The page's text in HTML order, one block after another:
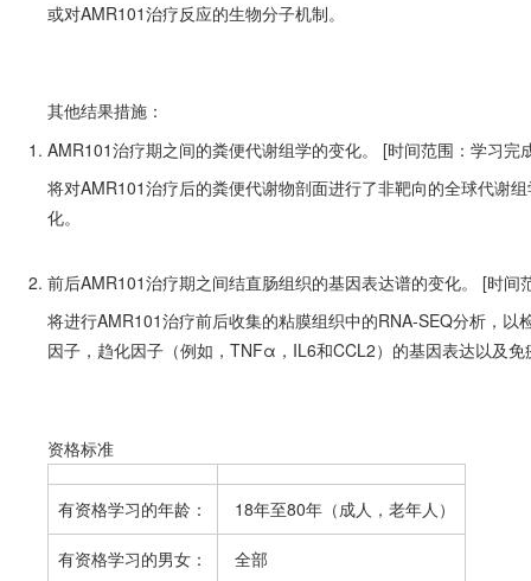
或对AMR101治疗反应的生物分子机制。
其他结果措施：
AMR101治疗期之间的粪便代谢组学的变化。 [时间范围：学习完
将对AMR101治疗后的粪便代谢物剖面进行了非靶向的全球代谢
化。
前后AMR101治疗期之间结直肠组织的基因表达谱的变化。 [时间
将进行AMR101治疗前后收集的粘膜组织中的RNA-SEQ分析，
因子，趋化因子（例如，TNFα，IL6和CCL2）的基因表达以及免
资格标准
有资格学习的年龄： 18年至80年（成人，老年人）
有资格学习的男女： 全部